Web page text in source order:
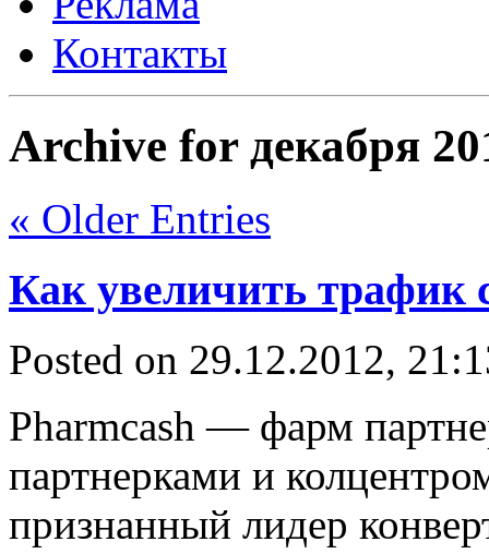
Контакты
Archive for декабря
« Older Entries
Как увеличить трафик
Posted on 29.12.2012,
Pharmcash — фарм
партнерками и
признанный лидер